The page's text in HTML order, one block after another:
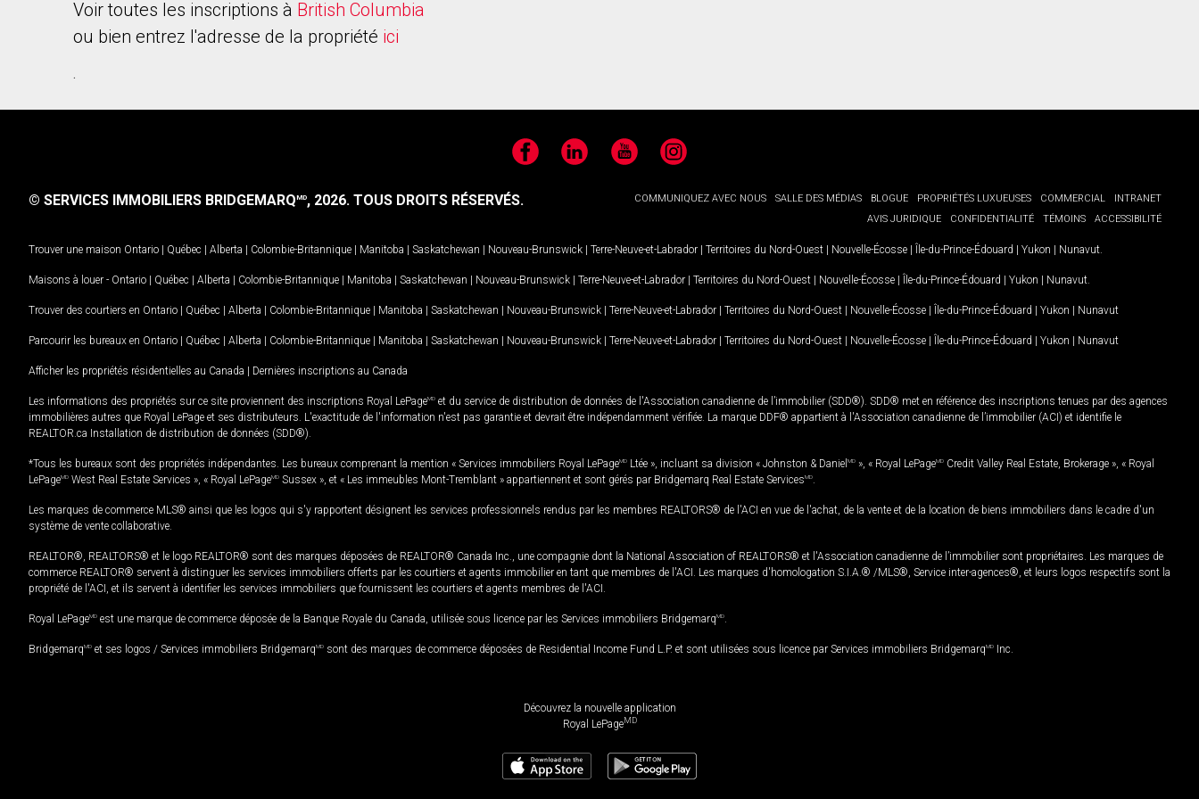
Voir toutes les inscriptions à British Columbia
ou bien entrez l'adresse de la propriété ici
.
FacebookLinkedIn YouTubeInstagram
COMMUNIQUEZ AVEC NOUS SALLE DES MÉDIAS BLOGUE PROPRIÉTÉS LUXUEUSES COMMERCIAL
INTRANET
AVIS JURIDIQUE
CONFIDENTIALITÉ TÉMOINS ACCESSIBILITÉ
© SERVICES IMMOBILIERS BRIDGEMARQMD, 2026. TOUS DROITS RÉSERVÉS.
Trouver une maison Ontario | Québec | Alberta | Colombie-Britannique | Manitoba | Saskatchewan | Nouveau-Brunswick | Terre-Neuve-et-Labrador | Territoires du Nord-Ouest | Nouvelle-Écosse | Île-du-Prince-Édouard | Yukon | Nunavut
Maisons à louer - Ontario | Québec | Alberta | Colombie-Britannique | Manitoba | Saskatchewan | Nouveau-Brunswick | Terre-Neuve-et-Labrador | Territoires du Nord-Ouest | Nouvelle-Écosse | Île-du-Prince-Édouard | Yukon | Nunavut
Trouver des courtiers en Ontario | Québec | Alberta | Colombie-Britannique | Manitoba | Saskatchewan | Nouveau-Brunswick | Terre-Neuve-et-Labrador | Territoires du Nord-Ouest | Nouvelle-Écosse | Île-du-Prince-Édouard | Yukon | Nunavut
Parcourir les bureaux en Ontario | Québec | Alberta | Colombie-Britannique | Manitoba | Saskatchewan | Nouveau-Brunswick | Terre-Neuve-et-Labrador | Territoires du Nord-Ouest | Nouvelle-Écosse | Île-du-Prince-Édouard | Yukon | Nunavut
Afficher les propriétés résidentielles au Canada | Dernières inscriptions au Canada
Les informations des propriétés sur ce site proviennent des inscriptions Royal LePageMD et du service de distribution de données de l'Association canadienne de l’immobilier (SDD®). SDD® met en référence des inscriptions tenues par des agences
immobilières autres que Royal LePage et ses distributeurs. L'exactitude de l'information n'est pas garantie et devrait être indépendamment vérifiée. La marque DDF® appartient à l'Association canadienne de l’immobilier (ACI) et identifie le
REALTOR.ca Installation de distribution de données (SDD®).
*Tous les bureaux sont des propriétés indépendantes. Les bureaux comprenant la mention « Services immobiliers Royal LePageMD Ltée », incluant sa division « Johnston & Daniel MD », « Royal LePageMD Credit Valley Real Estate, Brokerage », « Royal
LePageMD West Real Estate Services », « Royal LePageMD Sussex », et « Les immeubles Mont-Tremblant » appartiennent et sont gérés par Bridgemarq Real Estate ServicesMD
Les marques de commerce MLS® ainsi que les logos qui s'y rapportent désignent les services professionnels rendus par les membres REALTORS® de l'ACI en vue de l'achat, de la vente et de la location de biens immobiliers dans le cadre d'un
système de vente collaborative.
REALTOR®, REALTORS® et le logo REALTOR® sont des marques déposées de REALTOR® Canada Inc., une compagnie dont la National Association of REALTORS® et l'Association canadienne de l’immobilier sont propriétaires. Les marques de
commerce REALTOR® servent à distinguer les services immobiliers offerts par les courtiers et agents immobilier en tant que membres de l'ACI. Les marques d'homologation S.I.A.® /MLS®, Service inter-agences®, et leurs logos respectifs sont la
propriété de l'ACI, et ils servent à identifier les services immobiliers que fournissent les courtiers et agents membres de l'ACI.
Royal LePageMD est une marque de commerce déposée de la Banque Royale du Canada, utilisée sous licence par les Services immobiliers BridgemarqMD
BridgemarqMD et ses logos / Services immobiliers BridgemarqMD sont des marques de commerce déposées de Residential Income Fund L.P. et sont utilisées sous licence par Services immobiliers BridgemarqMD Inc.
Découvrez la nouvelle application
Royal LePageMD